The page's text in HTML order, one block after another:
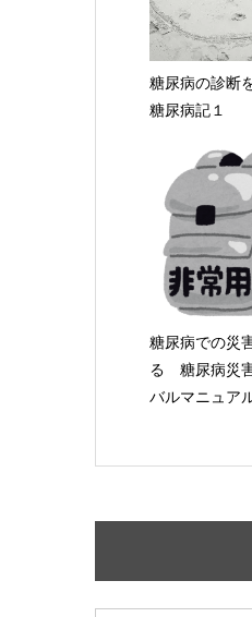
糖尿病の診断
糖尿病記１
糖尿病での災
る 糖尿病災
バルマニュア